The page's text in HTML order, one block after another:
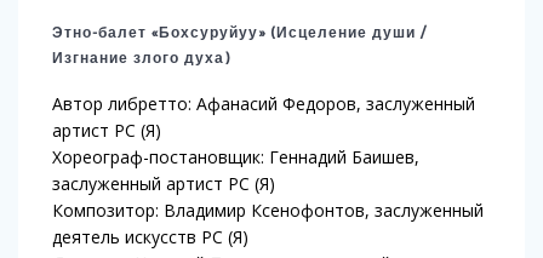
Этно-балет «Бохсуруйуу» (Исцеление души /
Изгнание злого духа)
Автор либретто: Афанасий Федоров, заслуженный
артист РС (Я)
Хореограф-постановщик: Геннадий Баишев,
заслуженный артист РС (Я)
Композитор: Владимир Ксенофонтов, заслуженный
деятель искусств РС (Я)